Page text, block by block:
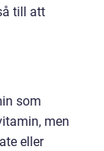
till att
som
men
eller